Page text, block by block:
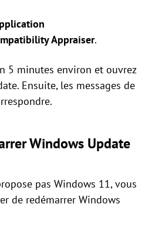
Appraiser.
5 minutes environ et ouvrez
Ensuite, les messages de
Windows Update
pas Windows 11, vous
de redémarrer Windows